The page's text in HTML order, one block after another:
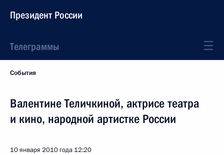
Президент России
Телеграммы
События
Валентине Теличкиной, актрисе театра
и кино, народной артистке России
10 января 2010 года 12:20